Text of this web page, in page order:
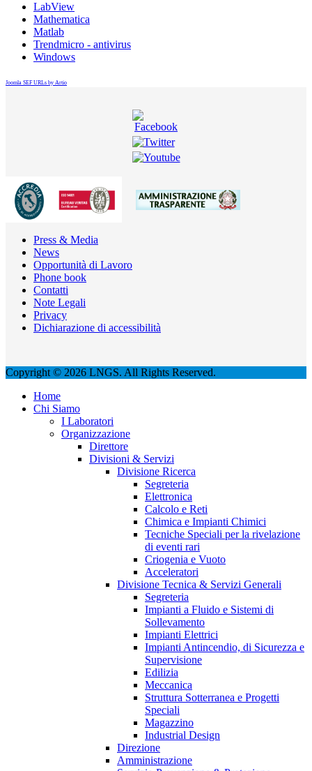
LabView
Mathematica
Matlab
Trendmicro - antivirus
Windows
Joomla SEF URLs by Artio
Press & Media
News
Opportunità di Lavoro
Phone book
Contatti
Note Legali
Privacy
Dichiarazione di accessibilità
Copyright © 2026 LNGS. All Rights Reserved.
Home
Chi Siamo
I Laboratori
Organizzazione
Direttore
Divisioni & Servizi
Divisione Ricerca
Segreteria
Elettronica
Calcolo e Reti
Chimica e Impianti Chimici
Tecniche Speciali per la rivelazione
di eventi rari
Criogenia e Vuoto
Acceleratori
Divisione Tecnica & Servizi Generali
Segreteria
Impianti a Fluido e Sistemi di
Sollevamento
Impianti Elettrici
Impianti Antincendio, di Sicurezza e
Supervisione
Edilizia
Meccanica
Struttura Sotterranea e Progetti
Speciali
Magazzino
Industrial Design
Direzione
Amministrazione